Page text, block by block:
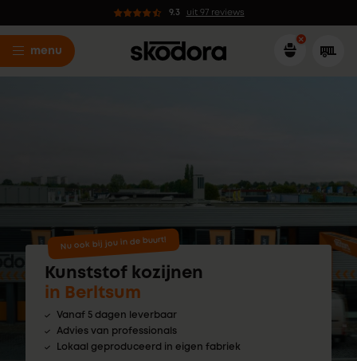
9.3 uit 97 reviews
menu
Nu ook bij jou in de buurt!
Kunststof kozijnen
in Berltsum
Vanaf 5 dagen leverbaar
Advies van professionals
Lokaal geproduceerd in eigen fabriek